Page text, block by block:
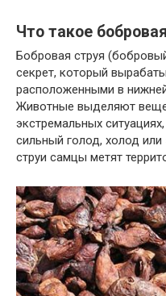
Что такое
Бобровая струя
секрет, который
расположенными в
Животные выделяют
экстремальных
сильный голод, холод
струи самцы метят